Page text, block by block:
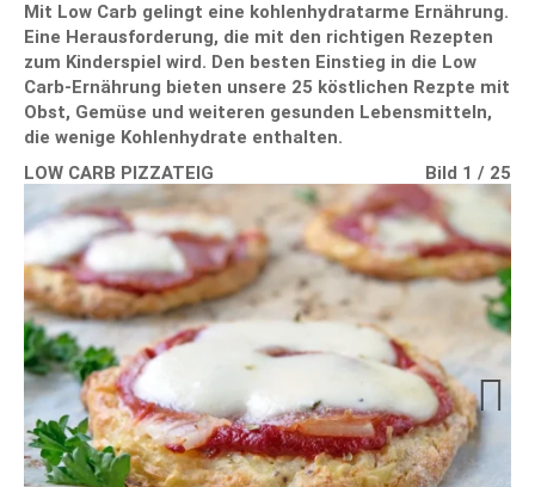
Mit Low Carb gelingt eine kohlenhydratarme Ernährung.
Eine Herausforderung, die mit den richtigen Rezepten
zum Kinderspiel wird. Den besten Einstieg in die Low
Carb-Ernährung bieten unsere 25 köstlichen Rezpte mit
Obst, Gemüse und weiteren gesunden Lebensmitteln,
die wenige Kohlenhydrate enthalten.
LOW CARB PIZZATEIG
Bild 1 / 25
Bild 2 / 25
Bild 3 / 25
Bild 4 / 25
Bild 5 / 25
Bild 6 / 25
Bild 7 / 25
Bild 8 / 25
Bild 9 / 25
Bild 10 / 25
Bild 11 / 25
Bild 12 / 25
Bild 13 / 25
Bild 14 / 25
Bild 15 / 25
Bild 16 / 25
Bild 17 / 25
Bild 18 / 25
Bild 19 / 25
Bild 20 / 25
Bild 21 / 25
Bild 22 / 25
Bild 23 / 25
Bild 24 / 25
Bild 25 / 25
Next